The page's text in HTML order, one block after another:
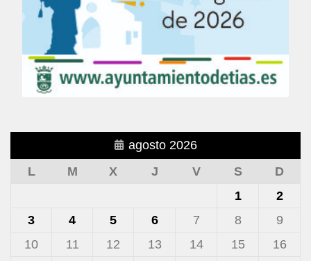
agosto 2026
L
M X J V S
D
1
2
3
4 5 6 7 8
9
10
11 12 13 14 15
16